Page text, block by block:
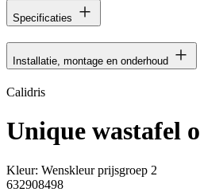
Specificaties
Installatie, montage en onderhoud
Calidris
Unique wastafel
Kleur: Wenskleur prijsgroep 2
632908498